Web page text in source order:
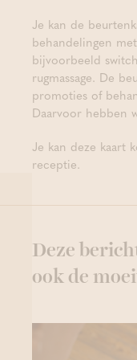
Je kan de
behandelingen
bijvoorbeeld
rugmassage. De
promoties of
Daarvoor hebben
Je kan deze kaart
receptie.
Deze
ook de